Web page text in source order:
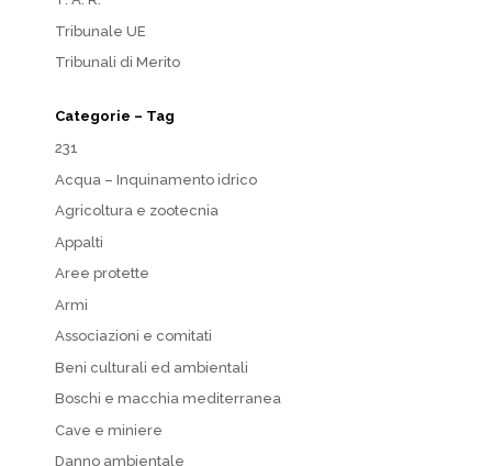
Tribunale UE
Tribunali di Merito
Categorie – Tag
231
Acqua – Inquinamento idrico
Agricoltura e zootecnia
Appalti
Aree protette
Armi
Associazioni e comitati
Beni culturali ed ambientali
Boschi e macchia mediterranea
Cave e miniere
Danno ambientale